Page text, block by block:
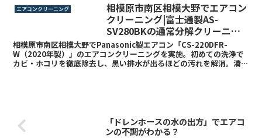
エアコンクリーニング
相模原市南区相模大野でエアコン
クリーニング|富士通製AS-
SV280BKの通常分解クリーニン
グ【2020年製・nocriaシリー
ズ】
相模原市南区相模大野でPanasonic製エアコン「CS-220DFR-
W（2020年製）」のエアコンクリーニングを実施。初めての洗浄で
カビ・ホコリを徹底除去し、黒い排水が出るほどの汚れを解消。清潔
「ドレンホースの水の出方」でエアコ
ンの不調がわかる？